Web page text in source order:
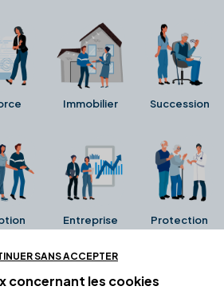
Immobilier Succession
Entreprise Protection
directement de la fiche Google
SANS ACCEPTER
concernant les cookies